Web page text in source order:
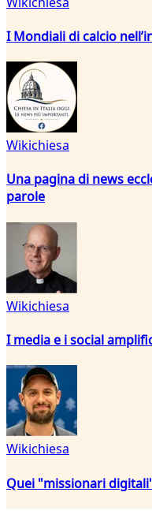
I Mondiali di calcio
Wikichiesa
Una pagina di news
parole
Wikichiesa
I media e i social
Wikichiesa
Quei "missionari